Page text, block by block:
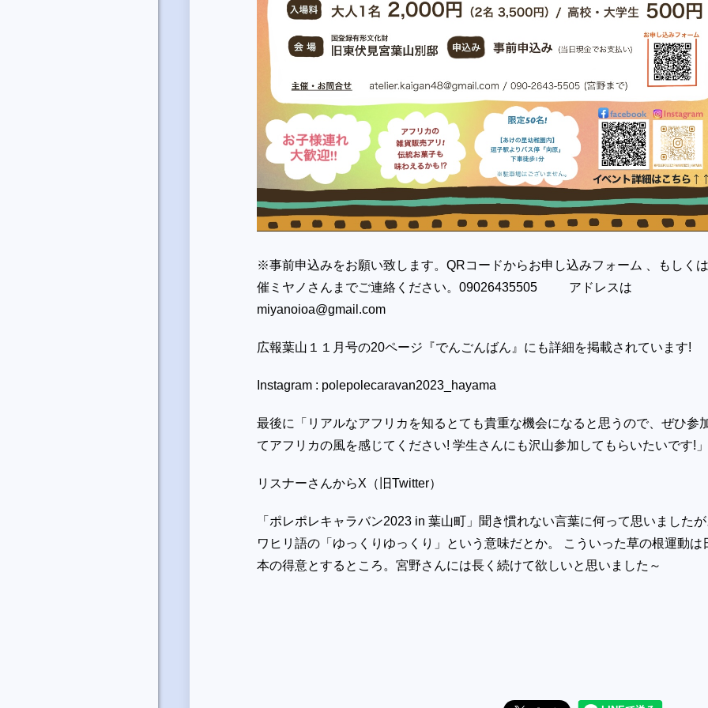
※事前申込みをお願い致します。QRコードからお申し込みフォーム 、もしく
催ミヤノさんまでご連絡ください。09026435505 アドレスは
miyanoioa@gmail.com
広報葉山１１月号の20ページ『でんごんばん』にも詳細を掲載されています!
Instagram : polepolecaravan2023_hayama
最後に「リアルなアフリカを知るとても貴重な機会になると思うので、ぜひ参
てアフリカの風を感じてください! 学生さんにも沢山参加してもらいたいです!」
リスナーさんからX（旧Twitter）
「ポレポレキャラバン2023 in 葉山町」聞き慣れない言葉に何って思いました
ワヒリ語の「ゆっくりゆっくり」という意味だとか。 こういった草の根運動は
本の得意とするところ。宮野さんには長く続けて欲しいと思いました～